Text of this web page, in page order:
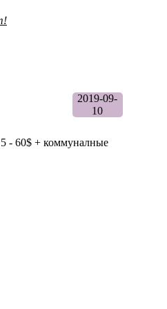
2019-09-
10
- 60$ + коммуналные